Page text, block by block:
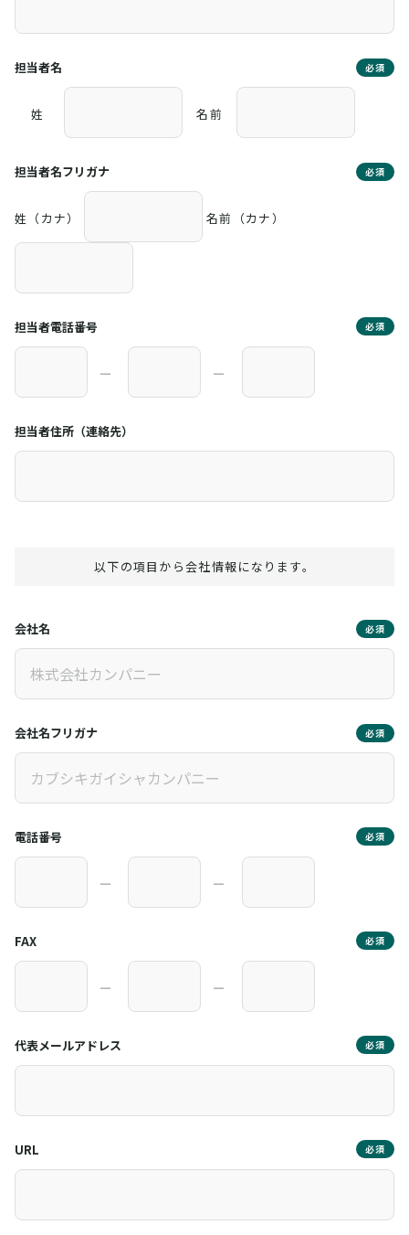
担当者名 必須
姓 名前
担当者名フリガナ 必須
姓（カナ） 名前（カナ）
担当者電話番号 必須
― ―
担当者住所（連絡先）
以下の項目から会社情報になります。
会社名 必須
会社名フリガナ 必須
電話番号 必須
― ―
FAX 必須
― ―
代表メールアドレス 必須
URL 必須